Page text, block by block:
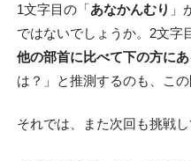
1文字目の「あなかんむり 」
ではないでしょうか。2文字
他の部首に比べて下の方にあ
は？」と推測するのも、こ
それでは、また次回も挑戦し